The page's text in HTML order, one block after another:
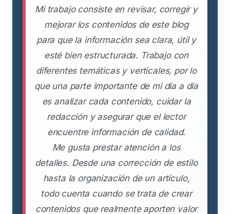
Mi trabajo consiste en revisar, corregir y
mejorar los contenidos de este blog
para que la información sea clara, útil y
esté bien estructurada. Trabajo con
diferentes temáticas y verticales, por lo
que una parte importante de mi día a día
es analizar cada contenido, cuidar la
redacción y asegurar que el lector
encuentre información de calidad.
Me gusta prestar atención a los
detalles. Desde una corrección de estilo
hasta la organización de un artículo,
todo cuenta cuando se trata de crear
contenidos que realmente aporten valor